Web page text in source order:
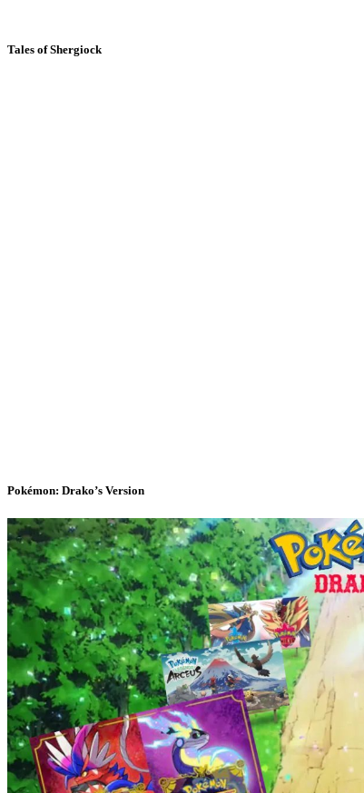
Tales of Shergiock
Pokémon: Drako’s Version